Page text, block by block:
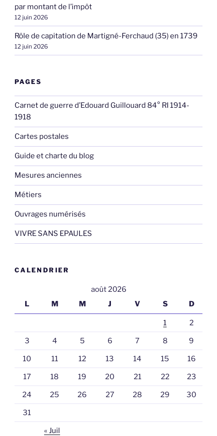
par montant de l’impôt
12 juin 2026
Rôle de capitation de Martigné-Ferchaud (35) en 1739
12 juin 2026
PAGES
Carnet de guerre d’Edouard Guillouard 84° RI 1914-
1918
Cartes postales
Guide et charte du blog
Mesures anciennes
Métiers
Ouvrages numérisés
VIVRE SANS EPAULES
CALENDRIER
août 2026
L
M M J V S D
1 2
3 4 5 6 7 8 9
10 11 12 13 14 15 16
17 18 19 20 21 22 23
24 25 26 27 28 29 30
31
« Juil